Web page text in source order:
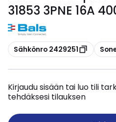
31853 3PNE 16A
Kopioi
Sähkönro 2429251 Kopioi
Kirjaudu sisään tai luo tili
tehdäksesi tilauksen